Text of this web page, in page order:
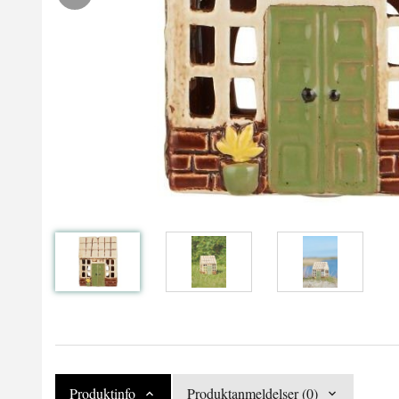
Produktinfo Produktanmeldelser (0)